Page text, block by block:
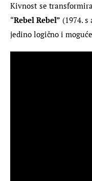
Kivnost se
“Rebel Rebel” (1974. s
jedino logično i